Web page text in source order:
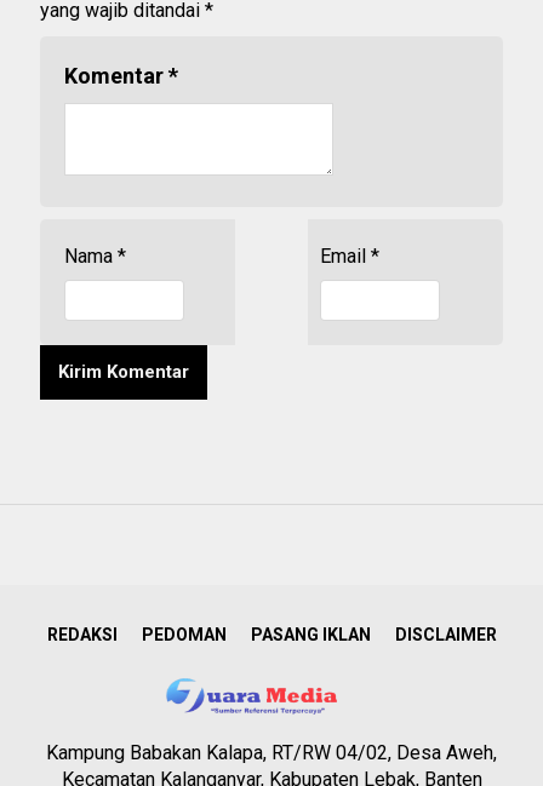
yang wajib ditandai *
Komentar*
Nama * Email *
REDAKSI PEDOMAN PASANG IKLAN DISCLAIMER
Kampung Babakan Kalapa, RT/RW 04/02, Desa Aweh,
Kecamatan Kalanganyar, Kabupaten Lebak, Banten